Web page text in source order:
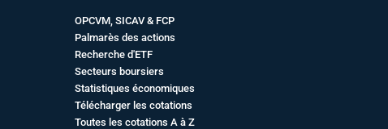
OPCVM, SICAV & FCP
Palmarès des actions
Recherche d'ETF
Secteurs boursiers
Statistiques économiques
Télécharger les cotations
Toutes les cotations A à Z